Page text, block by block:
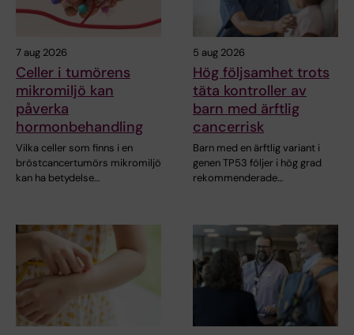
7 aug 2026
Celler i tumörens
mikromiljö kan
påverka
hormonbehandling
Vilka celler som finns i en
bröstcancertumörs mikromiljö
kan ha betydelse…
5 aug 2026
Hög följsamhet trots
täta kontroller av
barn med ärftlig
cancerrisk
Barn med en ärftlig variant i
genen TP53 följer i hög grad
rekommenderade…